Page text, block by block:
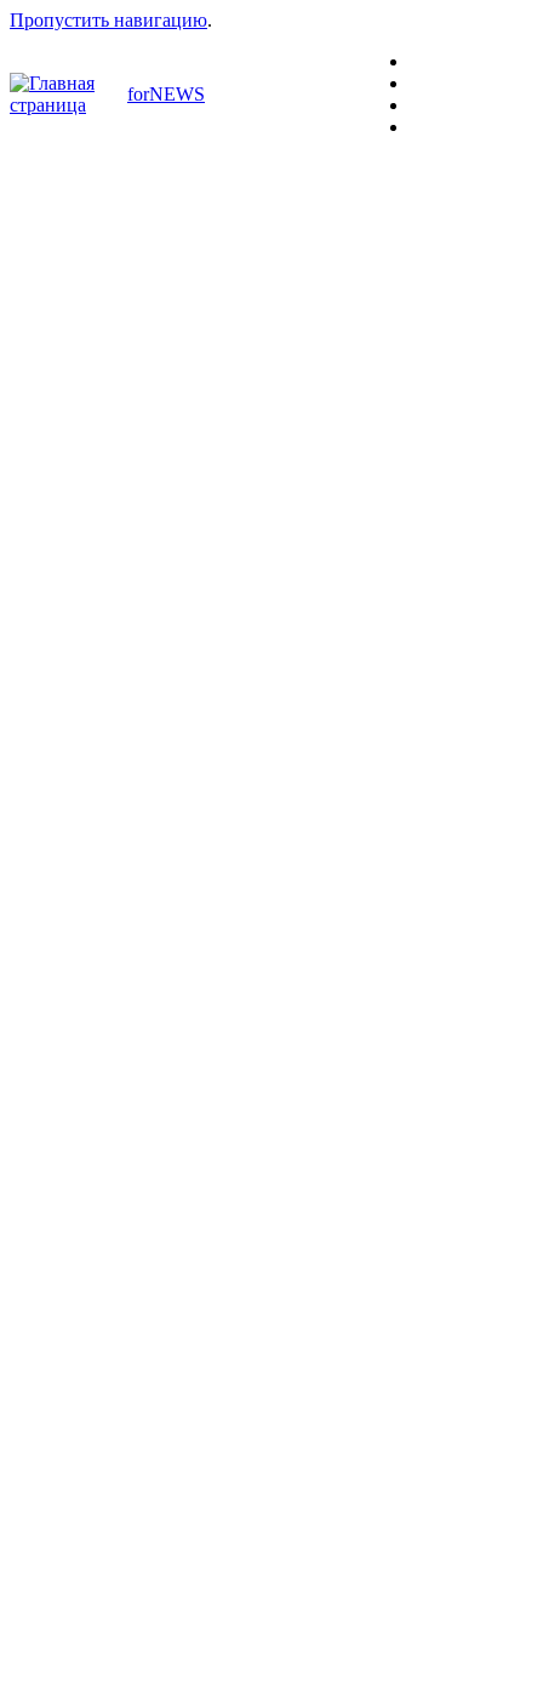
Пропустить навигацию.
forNEWS